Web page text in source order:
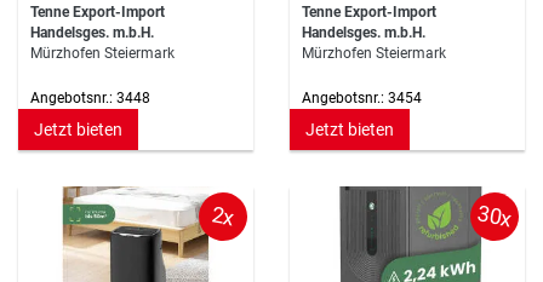
Tenne Export-Import
Handelsges. m.b.H.
Mürzhofen Steiermark
Angebotsnr.: 3448
Jetzt bieten
Tenne Export-Import
Handelsges. m.b.H.
Mürzhofen Steiermark
Angebotsnr.: 3454
Jetzt bieten
2x 30x